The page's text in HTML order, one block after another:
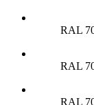
RAL
RAL
RAL